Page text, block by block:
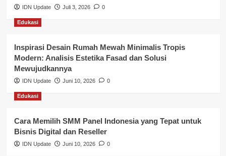
Perbankan & Keuangan
Perpajakan & Keuangan
Profil Wilayah Banyuasin
Sosial & Budaya
Sosial & Kesejahteraan
IDN Update Juli 3, 2026 0
Edukasi
Inspirasi Desain Rumah Mewah Minimalis Tropis
Modern: Analisis Estetika Fasad dan Solusi
Mewujudkannya
IDN Update Juni 10, 2026 0
Edukasi
Cara Memilih SMM Panel Indonesia yang Tepat untuk
Bisnis Digital dan Reseller
IDN Update Juni 10, 2026 0